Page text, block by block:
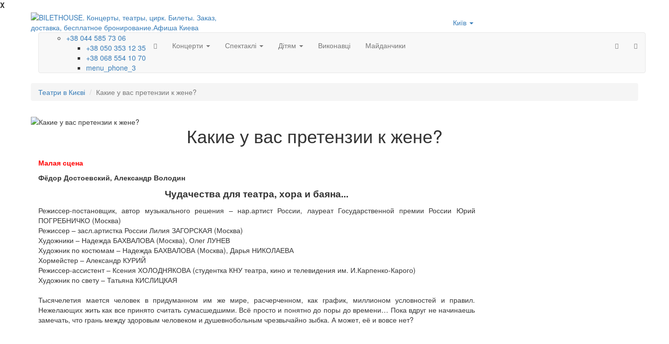
X
Київ
+38 044 585 73 06
+38 050 353 12 35
+38 068 554 10 70
menu_phone_3
Концерти Спектаклі Дітям Виконавці Майданчики
Театри в Києві Какие у вас претензии к жене?
Какие у вас претензии к жене?
Малая сцена
Фёдор Достоевский, Александр Володин
Чудачества для театра, хора и баяна...
Режиссер-постановщик, автор музыкального решения – нар.артист России, лауреат Государственной премии России Юрий
ПОГРЕБНИЧКО (Москва)
Режиссер – засл.артистка России Лилия ЗАГОРСКАЯ (Москва)
Художники – Надежда БАХВАЛОВА (Москва), Олег ЛУНЕВ
Художник по костюмам – Надежда БАХВАЛОВА (Москва), Дарья НИКОЛАЕВА
Хормейстер – Александр КУРИЙ
Режиссер-ассистент – Ксения ХОЛОДНЯКОВА (студентка КНУ театра, кино и телевидения им. И.Карпенко-Карого)
Художник по свету – Татьяна КИСЛИЦКАЯ
Тысячелетия мается человек в придуманном им же мире, расчерченном, как график, миллионом условностей и правил.
Нежелающих жить как все принято считать сумасшедшими. Всё просто и понятно до поры до времени… Пока вдруг не начинаешь
замечать, что грань между здоровым человеком и душевнобольным чрезвычайно зыбка. А может, её и вовсе нет?